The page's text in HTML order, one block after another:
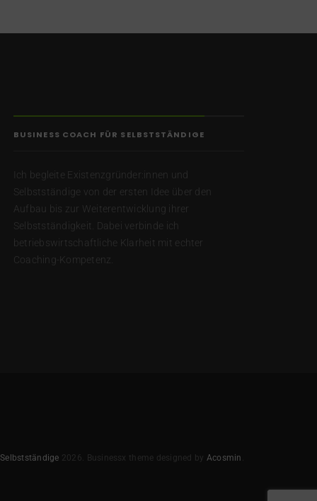
BUSINESS COACH FÜR SELBSTSTÄNDIGE
Ich begleite Existenzgründer:innen und
Selbstständige von der ersten Idee über den
Aufbau bis zur Weiterentwicklung ihrer
Selbstständigkeit. Dabei verbinde ich
betriebswirtschaftliche Klarheit mit echter
Coaching-Kompetenz.
2026. Businessx theme designed by Acosmin